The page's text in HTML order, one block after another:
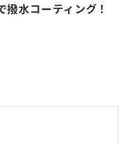
撥水コーティング！